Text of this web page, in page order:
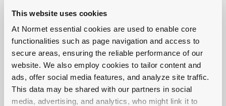
This website uses cookies
At Normet essential cookies are used to enable core
functionalities such as page navigation and access to
secure areas, ensuring the reliable performance of our
website. We also employ cookies to tailor content and
ads, offer social media features, and analyze site traffic.
This data may be shared with our partners in social
media, advertising, and analytics, who might link it to